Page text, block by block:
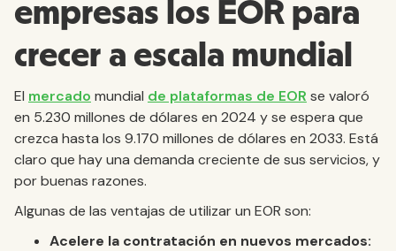
empresas los EOR para
crecer a escala mundial
El mercado mundial de plataformas de EOR se valoró
en 5.230 millones de dólares en 2024 y se espera que
crezca hasta los 9.170 millones de dólares en 2033. Está
claro que hay una demanda creciente de sus servicios, y
por buenas razones.
Algunas de las ventajas de utilizar un EOR son:
Acelere la contratación en nuevos mercados: